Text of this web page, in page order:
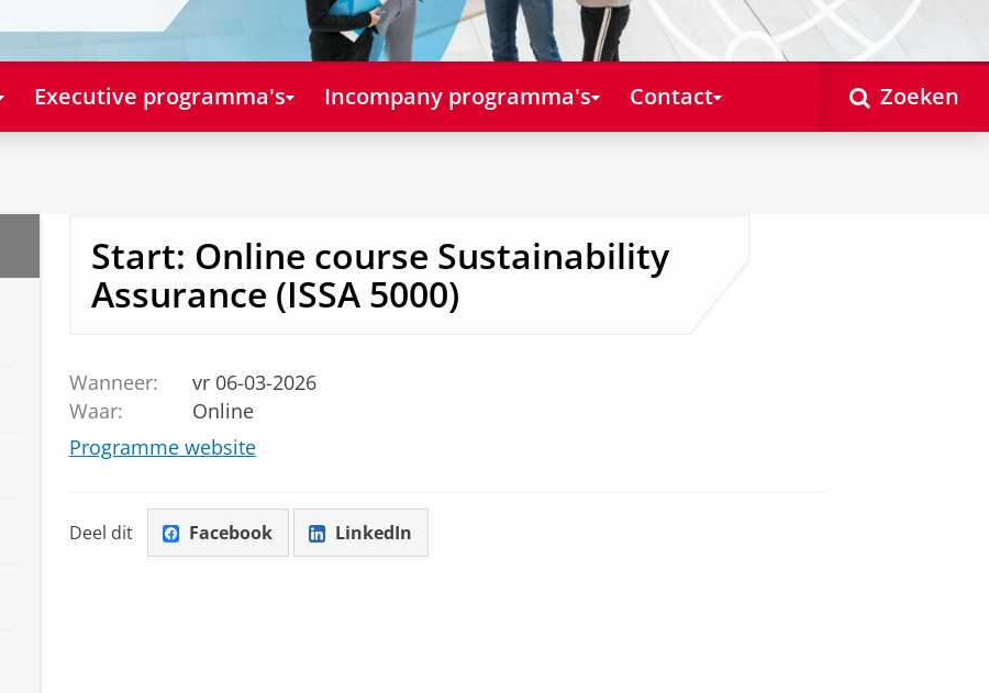
Executive programma's Incompany programma's Contact Zoeken
Start: Online course Sustainability
Assurance (ISSA 5000)
Wanneer:
vr 06-03-2026
Waar:
Online
Programme website
Deel dit Facebook LinkedIn